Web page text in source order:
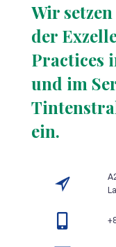
Wir
der
Practices
und im
ein.